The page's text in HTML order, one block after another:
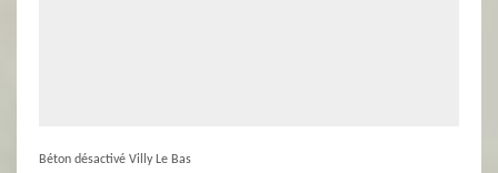
Béton désactivé Villy Le Bas